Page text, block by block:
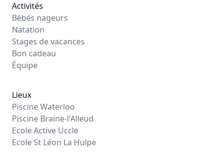
Activités
Bébés nageurs
Natation
Stages de vacances
Bon cadeau
Équipe
Lieux
Piscine Waterloo
Piscine Braine-l'Alleud
Ecole Active Uccle
Ecole St Léon La Hulpe